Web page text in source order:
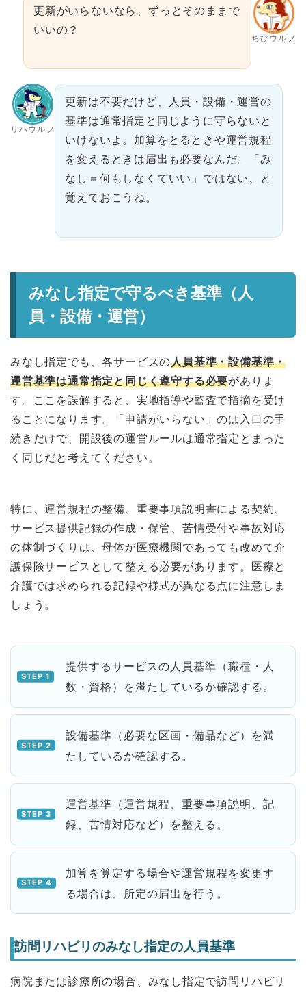
ちびウルフ
更新がいらないなら、ずっとそのままで
いいの？
リハウルフ
更新は不要だけど、人員・設備・運営の
基準は通常指定と同じように守らないと
いけないよ。加算をとるときや運営規程
を変えるときは届出も必要なんだ。「み
なし＝何もしなくていい」ではない、と
覚えておこうね。
みなし指定で守るべき基準（人
員・設備・運営）
みなし指定でも、各サービスの人員基準・設備基準・
運営基準は通常指定と同じく遵守する必要がありま
す。ここを誤解すると、実地指導や監査で指摘を受け
ることになります。「申請がいらない」のは入口の手
続きだけで、開設後の運営ルールは通常指定とまった
く同じだと考えてください。
特に、運営規程の整備、重要事項説明書による契約、
サービス提供記録の作成・保管、苦情受付や事故対応
の体制づくりは、母体が医療機関であっても改めて介
護保険サービスとして整える必要があります。医療と
介護では求められる記録や様式が異なる点に注意しま
しょう。
提供するサービスの人員基準（職種・人
数・資格）を満たしているか確認する。
設備基準（必要な区画・備品など）を満
たしているか確認する。
運営基準（運営規程、重要事項説明、記
録、苦情対応など）を整える。
加算を算定する場合や運営規程を変更す
る場合は、所定の届出を行う。
訪問リハビリのみなし指定の人員基準
病院または診療所の場合、みなし指定で訪問リハビリ